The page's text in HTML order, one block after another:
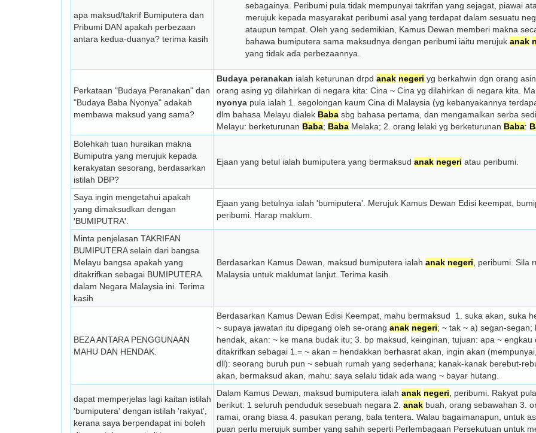
apa maksud/takrif Bumiputera dan
Pribumi DAN apakah perbezaan
antara kedua-duanya? terima kasih
sebagainya. Peribumi pula tidak mempunyai takrifan yang sejagat, piawai
merujuk kepada masyarakat peribumi asal yang terdapat dalam sesuatu
ataupun tempat. Oleh yang sedemikian, Kamus Dewan memberi makna
bahawa bumiputera sama maksudnya dengan peribumi iaitu merujuk anak
yang tidak ada perbezaannya.
Perkataan "Budaya Peranakan" dan
"Budaya Baba Nyonya" adakah
membawa maksud yang sama?
Budaya peranakan ialah keturunan drpd anak negeri yg berkahwin dgn orang
orang asing yg dilahirkan di negara kita: Cina ~ Cina yg dilahirkan di negara kita.
nyonya pula ialah 1. segolongan kaum Cina di Malaysia (yg kebanyakannya
dlm bahasa Melayu dialek Baba sbg bahasa pertama, dan mengamalkan serba
Melayu: berketurunan Baba; Baba Melaka; 2. orang lelaki yg berketurunan Baba:
Bolehkah tuan huraikan makna
Bumiputra yang merujuk kepada
kerakyatan sesorang, berdasarkan
istilah DBP?
Ejaan yang betul ialah bumiputera yang bermaksud anak negeri atau peribumi.
Saya ingin mengetahui apakah
yang dimaksudkan dengan
'BUMIPUTRA'.
Ejaan yang betulnya ialah 'bumiputera'. Merujuk Kamus Dewan Edisi keempat,
peribumi. Harap maklum.
Minta penjelasan TAKRIFAN
BUMIPUTERA selain dari bangsa
Melayu bangsa apakah yang
ditakrifkan sebagai BUMIPUTERA
dalam Negara Malaysia ini. Terima
kasih
Berdasarkan Kamus Dewan, maksud bumiputera ialah anak negeri , peribumi. Sila
Malaysia untuk maklumat lanjut. Terima kasih.
BEZA ANTARA PENGGUNAAN
MAHU DAN HENDAK.
Berdasarkan Kamus Dewan Edisi Keempat, mahu bermaksud 1. suka akan, suka
~ supaya jawatan itu dipegang oleh se-orang anak negeri; ~ tak ~ a) segan-segan;
hendak, akan: ~ ke mana budak itu; 3. bp maksud, keinginan, tujuan: apa ~ engkau
ditakrifkan sebagai 1.= ~ akan = hendakkan berhasrat akan, ingin akan
dll): seorang buruh pun ~ sebuah rumah yang sederhana; kanak-kanak berebut-
akan, bermaksud akan, mahu: saya selalu tidak ada wang ~ bayar hutang.
dapat memperjelas lagi kaitan istilah
'bumiputera' dengan istilah 'rakyat',
kerana saya berpendapat ini boleh
Dalam Kamus Dewan, maksud bumiputera ialah anak negeri , peribumi. Rakyat
berikut: 1 seluruh penduduk sesebuah negara 2. anak buah, orang sebawahan 3.
ramai, orang biasa 4. pasukan perang, bala tentera. Walau bagaimanapun, untuk
puan perlu merujuk sumber yang sahih seperti Perlembagaan Persekutuan untuk